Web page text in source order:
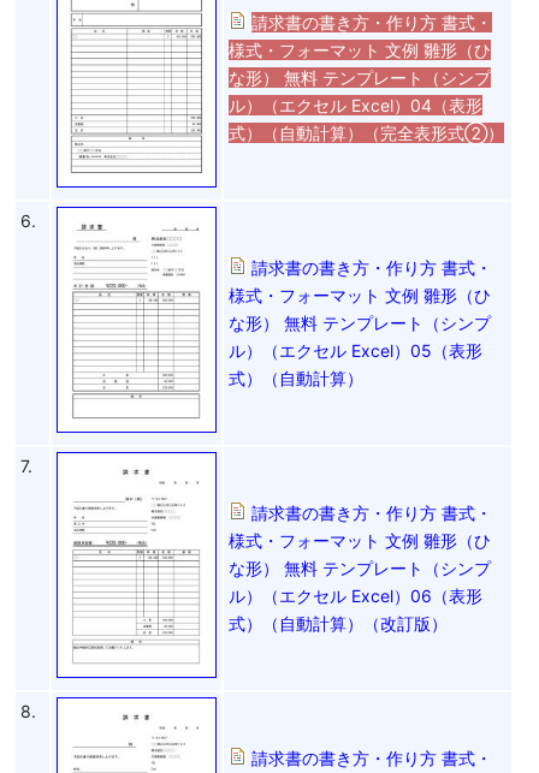
請求書の書き方・作り方 書式・
様式・フォーマット 文例 雛形（ひ
な形） 無料 テンプレート（シンプ
ル）（エクセル Excel）04（表形
式）（自動計算）（完全表形式②）
6.
請求書の書き方・作り方 書式・
様式・フォーマット 文例 雛形（ひ
な形） 無料 テンプレート（シンプ
ル）（エクセル Excel）05（表形
式）（自動計算）
7.
請求書の書き方・作り方 書式・
様式・フォーマット 文例 雛形（ひ
な形） 無料 テンプレート（シンプ
ル）（エクセル Excel）06（表形
式）（自動計算）（改訂版）
8.
請求書の書き方・作り方 書式・